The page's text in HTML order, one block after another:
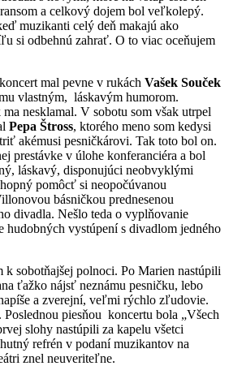
a celkový dojem bol veľkolepý.
muzikanti celý deň makajú ako
si odbehnú zahrať. O to viac oceňujem
mal pevne v rukách Vašek Souček
vlastným, láskavým humorom.
nesklamal. V sobotu som však utrpel
Pepa Štross, ktorého meno som kedysi
akémusi pesničkárovi. Tak toto bol on.
prestávke v úlohe konferanciéra a bol
láskavý, disponujúci neobvyklými
pomôcť si neopočúvanou
básničkou prednesenou
divadla. Nešlo teda o vyplňovanie
hudobných vystúpení s divadlom jedného
k sobotňajšej polnoci. Po Marien nastúpili
ťažko nájsť neznámu pesničku, lebo
a zverejní, veľmi rýchlo zľudovie.
piesňou koncertu bola „Všech
slohy nastúpili za kapelu všetci
refrén v podaní muzikantov na
znel neuveriteľne.